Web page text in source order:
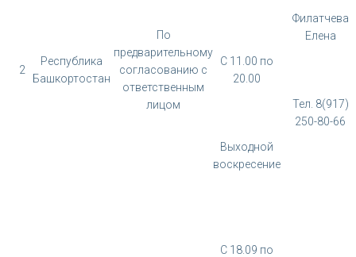
2
Республика
Башкортостан
По
предварительному
согласованию с
ответственным
лицом
С 11.00 по
20.00
Выходной
воскресение
Филатчева
Елена
Тел. 8(917)
250-80-66
С 18.09 по